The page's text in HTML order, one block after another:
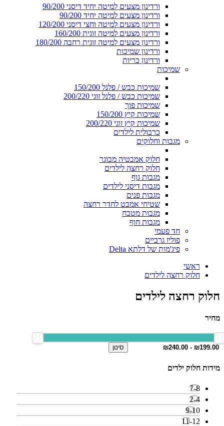
ורדינון מצעים למיטה יחיד דיסני 90/200
ורדינון מצעים למיטה יחיד 90/200
ורדינון מצעים למיטה וחצי דיסני 120/200
ורדינון מצעים למיטה זוגית 160/200
ורדינון מצעים למיטה זוגית רחבה 180/200
ורדינון שמיכות
ורדינון כריות
שמיכות
שמיכות כבש / פלנל 150/200
שמיכות כבש / פלנל זוגי 200/220
שמיכות פוך
שמיכות קיץ 150/200
שמיכות קיץ זוגי 200/220
כרבולית לילדים
מגבות וחלוקים
חלוק אמבטיה מבוגר
חלוק רחצה לילדים
מגבות גוף
מגבות דיסני לילדים
מגבות פנים
שטיחי אמבט לחדר רחצה
מגבות מטבח
מגבות חוף
חד פעמי
פוליז גרביים
פיג'מות של דלתא Delta
ראשי
חלוק רחצה לילדים
חלוק רחצה לילדים
מחיר
סינון
מידות חלוק ילדים
7-8
2-4
9-10
11-12